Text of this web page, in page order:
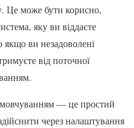
Це може бути корисно,
яку ви віддаєте
якщо ви незадоволені
від поточної
— це простий
через налаштування